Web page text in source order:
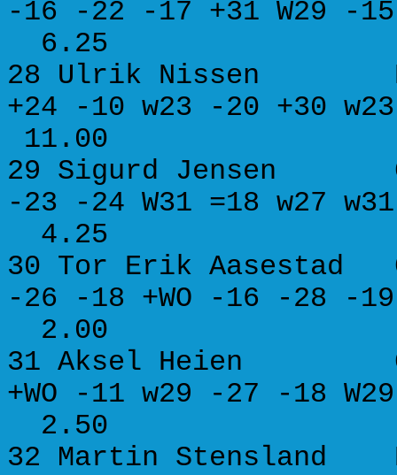
-16 -22 -17 +31
6.25
28 Ulrik Nissen
+24 -10 w23 -20
11.00
29 Sigurd
-23 -24 W31 =18
4.25
30 Tor Erik
-26 -18 +WO -16 -
2.00
31 Aksel Heien
+WO -11 w29 -27 -
2.50
32 Martin